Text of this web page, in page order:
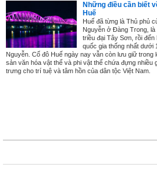
Những điều cần biết
Huế
Huế đã từng là Thủ phủ
Nguyễn ở Đàng Trong, là
triều đại Tây Sơn, rồi đến
quốc gia thống nhất dưới
Nguyễn. Cố đô Huế ngày nay vẫn còn lưu giữ trong
sản văn hóa vật thể và phi vật thể chứa đựng nhiều
trưng cho trí tuệ và tâm hồn của dân tộc Việt Nam.